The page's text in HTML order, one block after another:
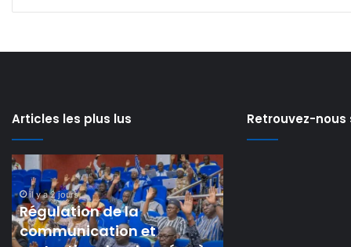
Articles les plus lus
Can
féminine
:
les
Étalons
Dames
il y a 2 jours
𝘃𝗲𝗿𝗯𝗮𝗹𝗶𝘀𝗮𝘁𝗶𝗼𝗻
:
𝗹𝗲
𝗺𝗶𝗻𝗶𝘀𝘁𝗿𝗲
𝗱𝗲
Retrouvez-nous